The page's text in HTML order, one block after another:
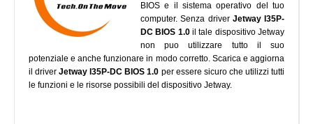
BIOS e il sistema operativo del tuo
computer. Senza driver Jetway I35P-
DC BIOS 1.0il tale dispositivo Jetway
non puo utilizzare tutto il suo
potenziale e anche funzionare in modo corretto. Scarica e aggiorna
il driverJetway I35P-DC BIOS 1.0 per essere sicuro che utilizzi tutti
le funzioni e le risorse possibili del dispositivo Jetway.